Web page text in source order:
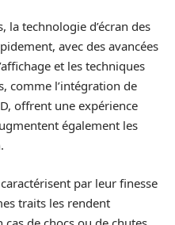
la technologie d’écran des
avec des avancées
et les techniques
comme l’intégration de
offrent une expérience
également les
par leur finesse
traits les rendent